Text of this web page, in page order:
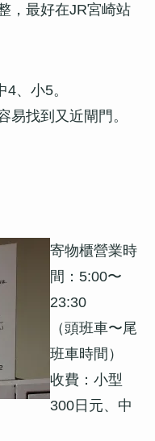
，最好在JR宮崎站
、小5。
易找到又近閘門。
寄物櫃營業時
間：5:00〜
23:30
（頭班車〜尾
班車時間）
收費：小型
300日元、中